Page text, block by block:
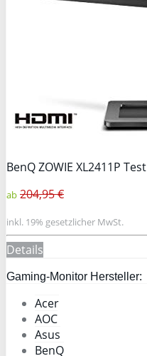
BenQ ZOWIE XL2411P Test
ab 204,95 €
inkl. 19% gesetzlicher MwSt.
Details
Gaming-Monitor Hersteller:
Acer
AOC
Asus
BenQ